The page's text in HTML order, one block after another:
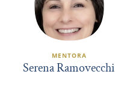
MENTORA
Serena Ramovecchi